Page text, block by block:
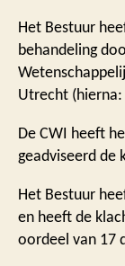
Het Bestuur
behandeling
Utrecht (hierna:
De CWI heeft
geadviseerd de
Het Bestuur
en heeft de
oordeel van 17